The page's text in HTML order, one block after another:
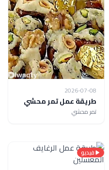
2026-07-08
طريقة عمل تمر محشي
تمر محشي
فيديو